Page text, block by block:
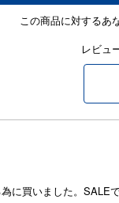
この商品に対するあ
レビュ
に買いました。SALEで